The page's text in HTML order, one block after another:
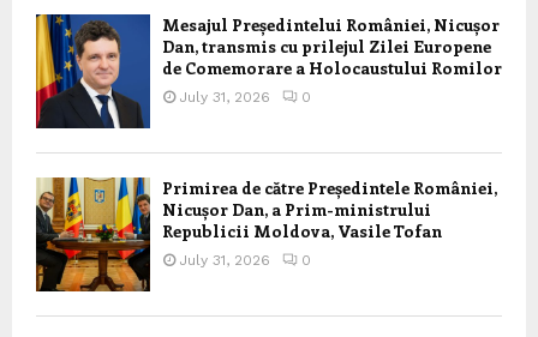
Mesajul Președintelui României, Nicușor
Dan, transmis cu prilejul Zilei Europene
de Comemorare a Holocaustului Romilor
July 31, 2026 0
Primirea de către Președintele României,
Nicușor Dan, a Prim-ministrului
Republicii Moldova, Vasile Tofan
July 31, 2026 0